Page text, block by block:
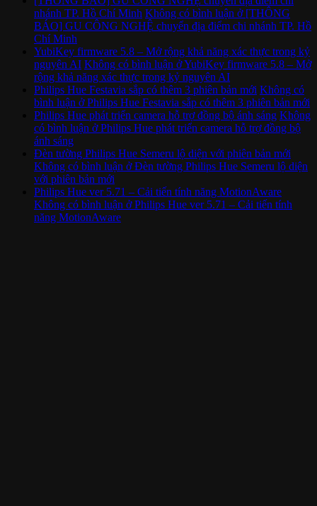
nhánh TP. Hồ Chí Minh Không có bình luận ở [THÔNG
BÁO] GU CÔNG NGHỆ chuyển địa điểm chi nhánh TP. Hồ
Chí Minh
YubiKey firmware 5.8 – Mở rộng khả năng xác thực trong kỷ
nguyên AI Không có bình luận ở YubiKey firmware 5.8 – Mở
rộng khả năng xác thực trong kỷ nguyên AI
Philips Hue Festavia sắp có thêm 3 phiên bản mới Không có
bình luận ở Philips Hue Festavia sắp có thêm 3 phiên bản mới
Philips Hue phát triển camera hỗ trợ đồng bộ ánh sáng Không
có bình luận ở Philips Hue phát triển camera hỗ trợ đồng bộ
ánh sáng
Đèn tường Philips Hue Semeru lộ diện với phiên bản mới
Không có bình luận ở Đèn tường Philips Hue Semeru lộ diện
với phiên bản mới
Philips Hue ver 5.71 – Cải tiến tính năng MotionAware
Không có bình luận ở Philips Hue ver 5.71 – Cải tiến tính
năng MotionAware